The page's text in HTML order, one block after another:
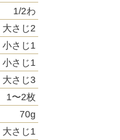
1/2わ
大さじ2
小さじ1
小さじ1
大さじ3
1〜2枚
70g
大さじ1